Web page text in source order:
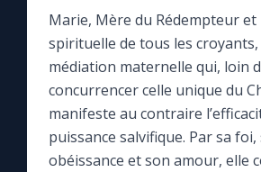
La newsletter
La vidéo de la semaine
Le compte Tiktok
Marie, Mère du Rédempteur et
spirituelle de tous les croyants,
médiation maternelle qui, loin
concurrencer celle unique du
manifeste au contraire
puissance salvifique. Par sa foi,
obéissance et son amour, elle